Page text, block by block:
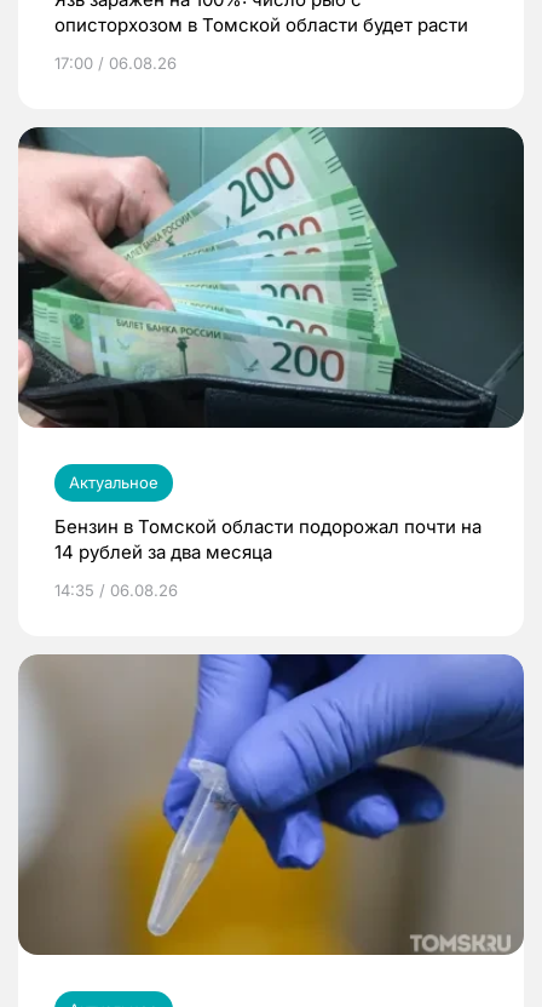
описторхозом в Томской области будет расти
17:00 / 06.08.26
Актуальное
Бензин в Томской области подорожал почти на
14 рублей за два месяца
14:35 / 06.08.26